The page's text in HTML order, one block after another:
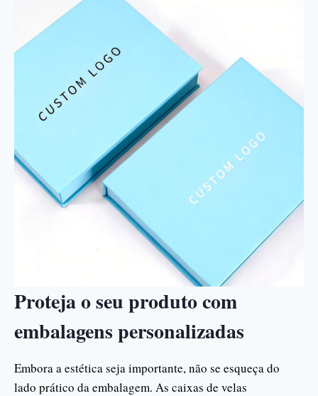
Proteja o seu produto com
embalagens personalizadas
Embora a estética seja importante, não se esqueça do
lado prático da embalagem. As caixas de velas